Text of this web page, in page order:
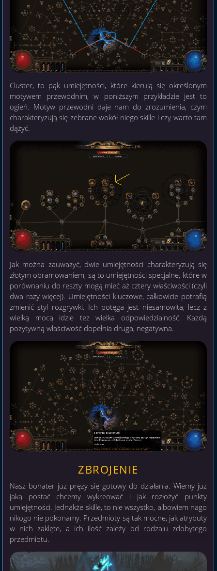
Cluster, to pąk umiejętności, które kierują się określonym
motywem przewodnim, w poniższym przykładzie jest to
ogień. Motyw przewodni daje nam do zrozumienia, czym
charakteryzują się zebrane wokół niego skille i czy warto tam
dążyć.
Jak można zauważyć, dwie umiejętności charakteryzują się
złotym obramowaniem, są to umiejętności specjalne, które w
porównaniu do reszty mogą mieć aż cztery właściwości (czyli
dwa razy więcej). Umiejętności kluczowe, całkowicie potrafią
zmienić styl rozgrywki. Ich potęga jest niesamowita, lecz z
wielką mocą idzie też wielka odpowiedzialność. Każdą
pozytywną właściwość dopełnia druga, negatywna.
ZBROJENIE
Nasz bohater już pręży się gotowy do działania. Wiemy już
jaką postać chcemy wykreować i jak rozłożyć punkty
umiejętności. Jednakże skille, to nie wszystko, albowiem nago
nikogo nie pokonamy. Przedmioty są tak mocne, jak atrybuty
w nich zaklęte, a ich ilość zależy od rodzaju zdobytego
przedmiotu.